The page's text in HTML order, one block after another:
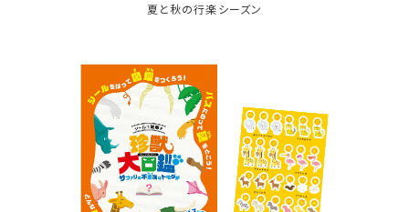
夏と秋の行楽シーズン